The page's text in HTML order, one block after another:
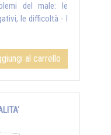
del male: le
le difficoltà - I
al carrello